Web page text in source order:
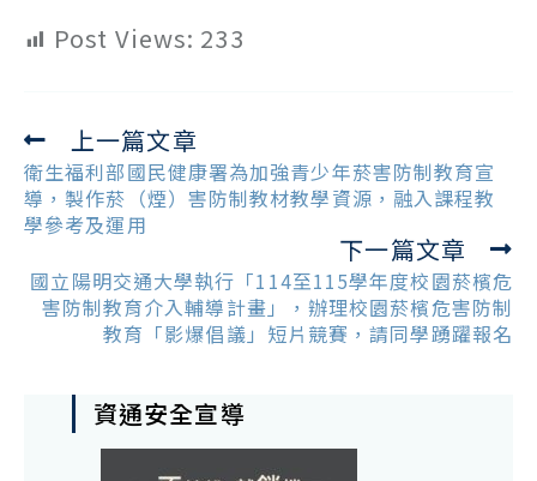
Post Views: 233
Read
more
articles
上一篇文章
衛生福利部國民健康署為加強青少年菸害防制教育宣
導，製作菸（煙）害防制教材教學資源，融入課程教
學參考及運用
下一篇文章
國立陽明交通大學執行「114至115學年度校園菸檳危
害防制教育介入輔導計畫」，辦理校園菸檳危害防制
教育「影爆倡議」短片競賽，請同學踴躍報名
資通安全宣導